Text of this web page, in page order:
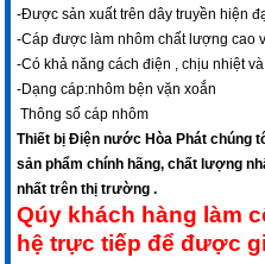
-Được sản xuất trên dây truyền hiện
-Cáp được làm nhôm chất lượng cao
-Có khả năng cách điện , chịu nhiệt
-Dạng cáp:nhôm bện vặn xoắn
Thông số cáp nhôm
Thiết bị Điện nước Hòa Phát chúng
sản phẩm chính hãng, chất lượng
nhất trên thị trường .
Qúy khách hàng làm
hệ trực tiếp để được